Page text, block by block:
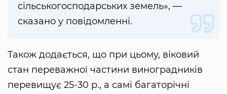
сільськогосподарських земель», —
сказано у повідомленні.
Також додається, що при цьому, віковий
стан переважної частини виноградників
перевищує 25-30 р., а самі багаторічні